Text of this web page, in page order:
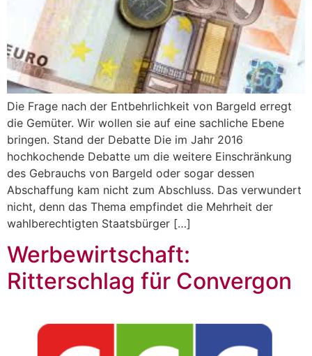
Die Frage nach der Entbehrlichkeit von Bargeld erregt
die Gemüter. Wir wollen sie auf eine sachliche Ebene
bringen. Stand der Debatte Die im Jahr 2016
hochkochende Debatte um die weitere Einschränkung
des Gebrauchs von Bargeld oder sogar dessen
Abschaffung kam nicht zum Abschluss. Das verwundert
nicht, denn das Thema empfindet die Mehrheit der
wahlberechtigten Staatsbürger […]
Werbewirtschaft:
Ritterschlag für Convergon